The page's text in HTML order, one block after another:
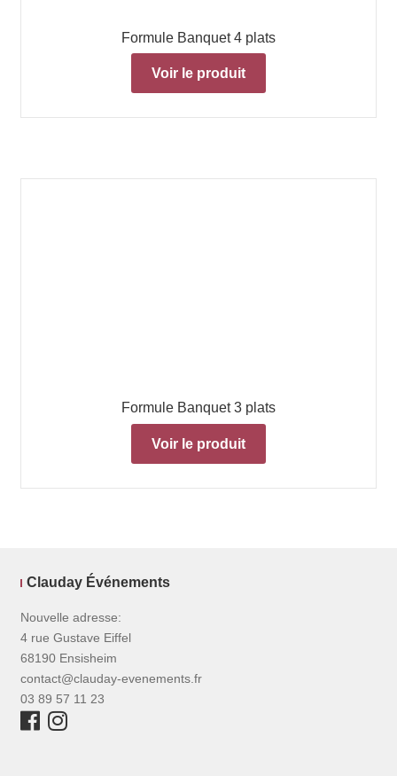
Formule Banquet 4 plats
Voir le produit
Formule Banquet 3 plats
Voir le produit
Clauday Événements
Nouvelle adresse:
4 rue Gustave Eiffel
68190 Ensisheim
contact@clauday-evenements.fr
03 89 57 11 23